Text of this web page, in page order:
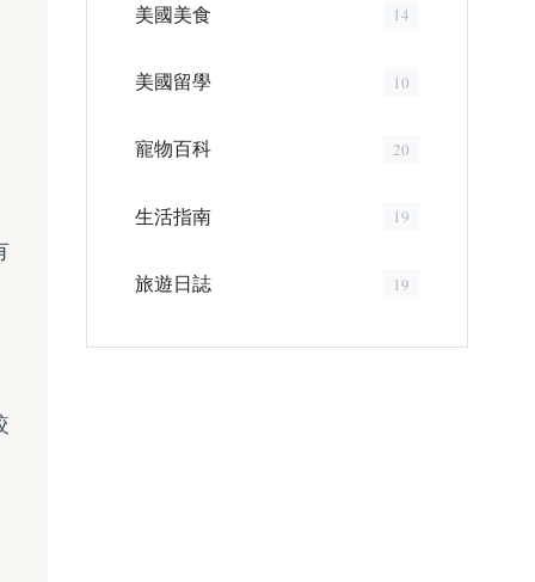
美國美食 14
美國留學 10
寵物百科 20
生活指南 19
旅遊日誌 19